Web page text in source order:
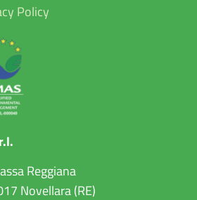
Policy
Reggiana
Novellara (RE)